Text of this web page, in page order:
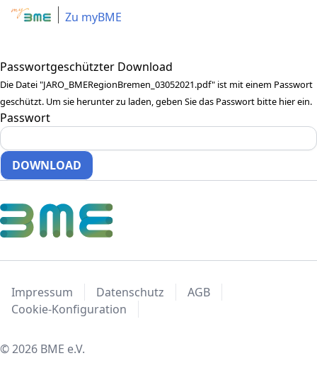
Zu myBME
Passwortgeschützter Download
Die Datei "JARO_BMERegionBremen_03052021.pdf" ist mit einem Passwort
geschützt. Um sie herunter zu laden, geben Sie das Passwort bitte hier ein.
Passwort
Impressum Datenschutz
AGB
Cookie-Konfiguration
© 2026 BME e.V.